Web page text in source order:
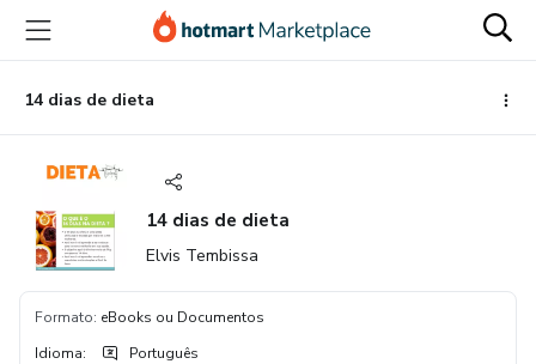
para
conteúdo
principal
para
pagamento
para
rodapé14 dias de dieta
14 dias de dieta
Elvis Tembissa
Formato: eBooks ou Documentos
Idioma: Português